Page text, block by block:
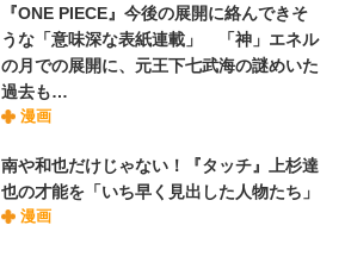
『ONE PIECE』今後の展開に絡んできそ
うな「意味深な表紙連載」 「神」エネル
の月での展開に、元王下七武海の謎めいた
過去も…
漫画
南や和也だけじゃない！『タッチ』上杉達
也の才能を「いち早く見出した人物たち」
漫画